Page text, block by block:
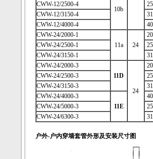
10b
CWW-12/2500-4
CWW-12/3150-4
CWW-12/4000-4
CWW-24/2000-1
11a
24
CWW-24/2500-1
CWW-24/3150-1
CWW-24/2000-3
11D
24
CWW-24/2500-3
CWW-24/3150-3
CWW-24/4000-3
11E
CWW-24/5000-3
CWW-24/6300-3
户外-户内穿墙套管外形及安装尺寸图